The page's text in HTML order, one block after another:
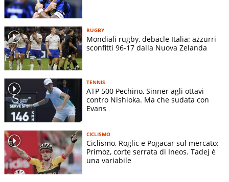
RUGBY
Mondiali rugby, debacle Italia: azzurri
sconfitti 96-17 dalla Nuova Zelanda
TENNIS
ATP 500 Pechino, Sinner agli ottavi
contro Nishioka. Ma che sudata con
Evans
CICLISMO
Ciclismo, Roglic e Pogacar sul mercato:
Primoz, corte serrata di Ineos. Tadej è
una variabile